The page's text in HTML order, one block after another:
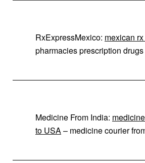
RxExpressMexico: mexican
pharmacies prescription drugs
Medicine From India:
to USA– medicine courier